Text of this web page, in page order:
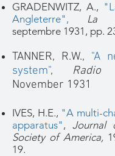
GRADENWITZ, A.,
Angleterre" , La
septembre 1931, pp.
TANNER, R.W., "A
system", Radio
November 1931
IVES, H.E., "A multi-
apparatus" , Journal
Society of America,
19.